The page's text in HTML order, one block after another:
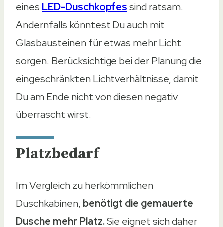
eines LED-Duschkopfessind ratsam.
Andernfalls könntest Du auch mit
Glasbausteinen für etwas mehr Licht
sorgen. Berücksichtige bei der Planung die
eingeschränkten Lichtverhältnisse, damit
Du am Ende nicht von diesen negativ
überrascht wirst.
Platzbedarf
Im Vergleich zu herkömmlichen
Duschkabinen, benötigt die gemauerte
Dusche mehr Platz.Sie eignet sich daher